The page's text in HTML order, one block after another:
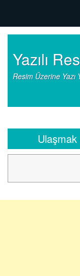
Yazılı
Resim Üzerine Yazı
Ulaşmak